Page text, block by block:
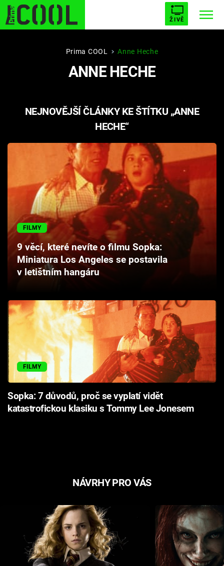
ŽIVĚ
STARHOUSE BUFFY, PŘEMOŽITELKA UPÍRŮ
PLNEJ KOTEL AVENGERS 5
Seriály
Cool Esport
Pořady
Sledujte prima+
Přihlášení
Sledujte nás
Prima COOL Anne Heche
ANNE HECHE
NEJNOVĚJŠÍ ČLÁNKY KE ŠTÍTKU „ANNE
HECHE“
FILMY
9 věcí, které nevíte o filmu Sopka:
Miniatura Los Angeles se postavila
v letištním hangáru
FILMY
Sopka: 7 důvodů, proč se vyplatí vidět
katastrofickou klasiku s Tommy Lee Jonesem
NÁVRHY PRO VÁS